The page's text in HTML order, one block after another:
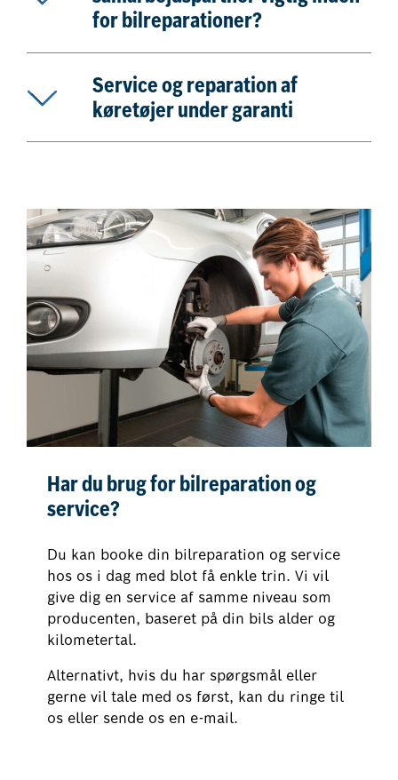
for bilreparationer?
Service og reparation af
køretøjer under garanti
Har du brug for bilreparation og
service?
Du kan booke din bilreparation og service
hos os i dag med blot få enkle trin. Vi vil
give dig en service af samme niveau som
producenten, baseret på din bils alder og
kilometertal.
Alternativt, hvis du har spørgsmål eller
gerne vil tale med os først, kan du ringe til
os eller sende os en e-mail.